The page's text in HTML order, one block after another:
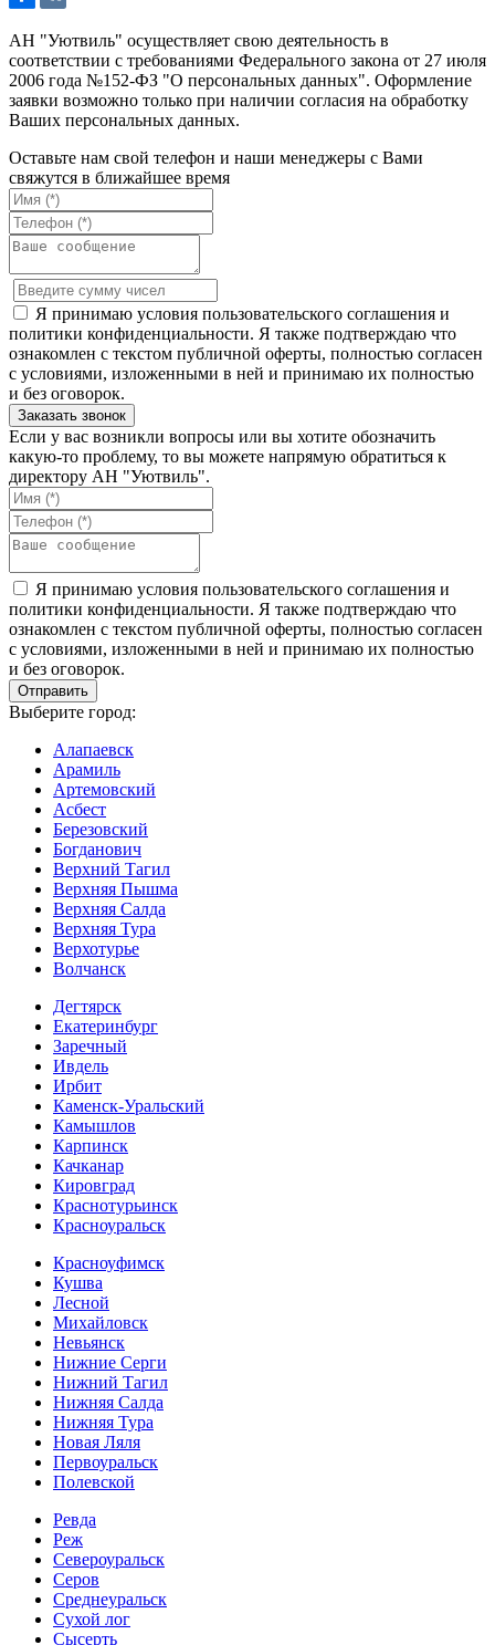
АН "Уютвиль" осуществляет свою деятельность в
соответствии с требованиями Федерального закона от 27 июля
2006 года №152-ФЗ "О персональных данных". Оформление
заявки возможно только при наличии согласия на обработку
Ваших персональных данных.
Оставьте нам свой телефон и наши менеджеры с Вами
свяжутся в ближайшее время
Я принимаю условия пользовательского соглашения и
политики конфиденциальности. Я также подтверждаю что
ознакомлен с текстом публичной оферты, полностью согласен
с условиями, изложенными в ней и принимаю их полностью
и без оговорок.
Если у вас возникли вопросы или вы хотите обозначить
какую-то проблему, то вы можете напрямую обратиться к
директору АН "Уютвиль".
Я принимаю условия пользовательского соглашения и
политики конфиденциальности. Я также подтверждаю что
ознакомлен с текстом публичной оферты, полностью согласен
с условиями, изложенными в ней и принимаю их полностью
и без оговорок.
Выберите город:
Алапаевск
Арамиль
Артемовский
Асбест
Березовский
Богданович
Верхний Тагил
Верхняя Пышма
Верхняя Салда
Верхняя Тура
Верхотурье
Волчанск
Дегтярск
Екатеринбург
Заречный
Ивдель
Ирбит
Каменск-Уральский
Камышлов
Карпинск
Качканар
Кировград
Краснотурьинск
Красноуральск
Красноуфимск
Кушва
Лесной
Михайловск
Невьянск
Нижние Серги
Нижний Тагил
Нижняя Салда
Нижняя Тура
Новая Ляля
Первоуральск
Полевской
Ревда
Реж
Североуральск
Серов
Среднеуральск
Сухой лог
Сысерть